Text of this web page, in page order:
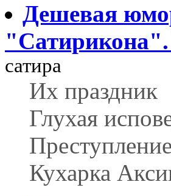
Дешевая
сатира
Их праздник
Глухая
Кухарка